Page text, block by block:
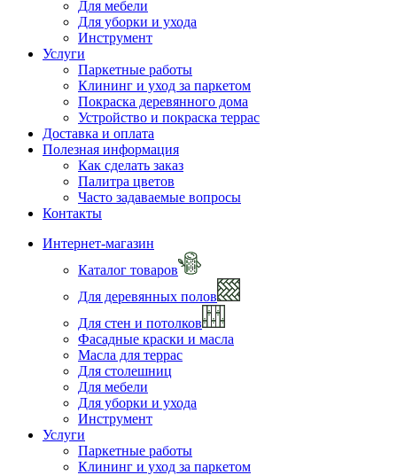
Для мебели
Для уборки и ухода
Инструмент
Услуги
Паркетные работы
Клининг и уход за паркетом
Покраска деревянного дома
Устройство и покраска террас
Доставка и оплата
Полезная информация
Как сделать заказ
Палитра цветов
Часто задаваемые вопросы
Контакты
Интернет-магазин
Каталог товаров
Для деревянных полов
Для стен и потолков
Фасадные краски и масла
Масла для террас
Для столешниц
Для мебели
Для уборки и ухода
Инструмент
Услуги
Паркетные работы
Клининг и уход за паркетом